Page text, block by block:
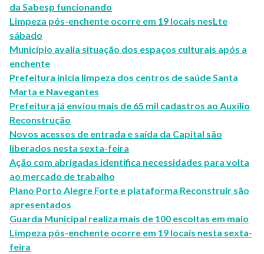
da Sabesp funcionando
Limpeza pós-enchente ocorre em 19 locais nesLte
sábado
Município avalia situação dos espaços culturais após a
enchente
Prefeitura inicia limpeza dos centros de saúde Santa
Marta e Navegantes
Prefeitura já enviou mais de 65 mil cadastros ao Auxílio
Reconstrução
Novos acessos de entrada e saída da Capital são
liberados nesta sexta-feira
Ação com abrigadas identifica necessidades para volta
ao mercado de trabalho
Plano Porto Alegre Forte e plataforma Reconstruir são
apresentados
Guarda Municipal realiza mais de 100 escoltas em maio
Limpeza pós-enchente ocorre em 19 locais nesta sexta-
feira